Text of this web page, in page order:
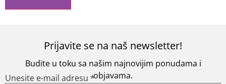
Prijavite se na naš newsletter!
Budite u toku sa našim najnovijim ponudama i
objavama.
Unesite e-mail adresu *